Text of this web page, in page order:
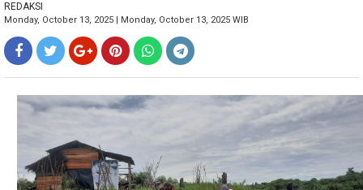
REDAKSI
Monday, October 13, 2025 | Monday, October 13, 2025 WIB